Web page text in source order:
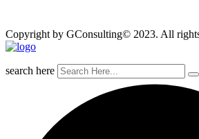
Copyright by GConsulting© 2023. All
search here